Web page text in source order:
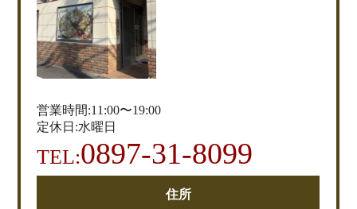
営業時間:11:00〜19:00
定休日:水曜日
TEL:0897-31-8099
住所